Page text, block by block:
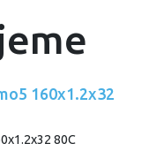
160x1.2x32